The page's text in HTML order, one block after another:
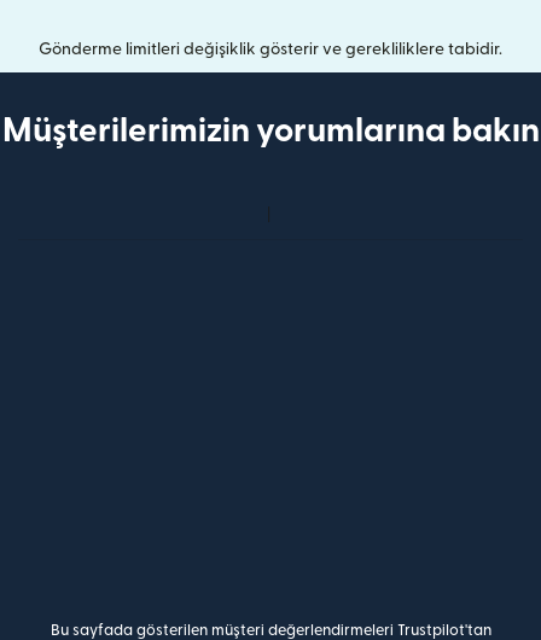
Gönderme limitleri değişiklik gösterir ve gerekliliklere tabidir.
Müşterilerimizin yorumlarına bakın
Bu sayfada gösterilen müşteri değerlendirmeleri Trustpilot'tan